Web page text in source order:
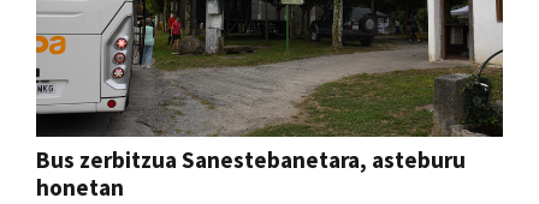
Bus zerbitzua Sanestebanetara, asteburu
honetan